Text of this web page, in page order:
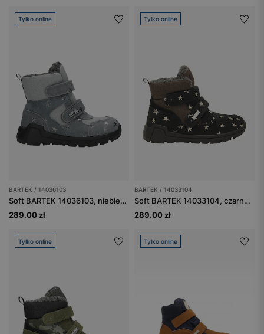
Tylko online
BARTEK / 14036103
Soft BARTEK 14036103, niebiesko-szary
289.00 zł
Tylko online
BARTEK / 14033104
Soft BARTEK 14033104, czarno-brązowy
289.00 zł
Tylko online Tylko online